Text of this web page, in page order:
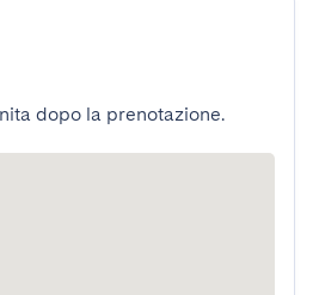
dopo la prenotazione.